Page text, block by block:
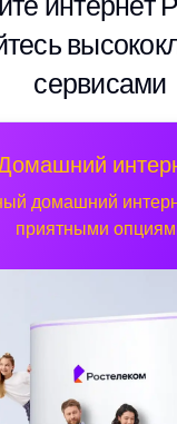
сервисами
домашний
приятными